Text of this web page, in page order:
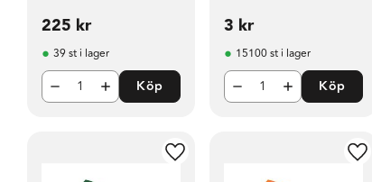
225 kr
39 st i lager
Köp
3 kr
15100 st i lager
Köp
Lägg till i favoriter